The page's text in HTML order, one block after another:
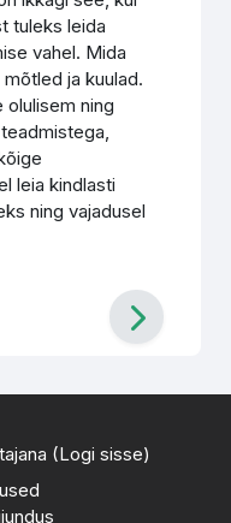
tuleks leida
vahel. Mida
ja kuulad.
olulisem ning
leia kindlasti
ning vajadusel
(Logi sisse)